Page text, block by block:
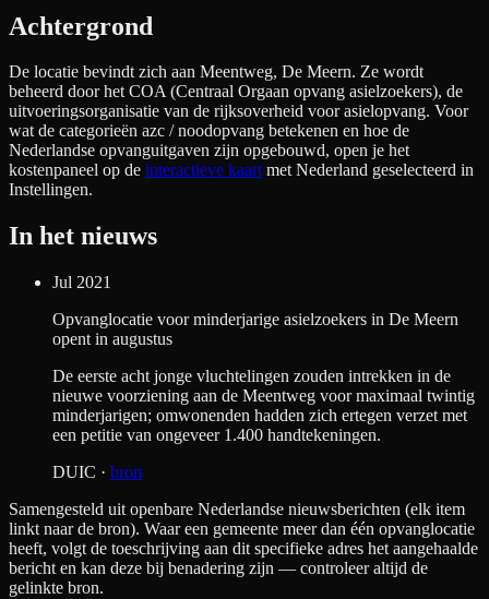
Achtergrond
De locatie bevindt zich aan Meentweg, De Meern. Ze wordt
beheerd door het COA (Centraal Orgaan opvang asielzoekers), de
uitvoeringsorganisatie van de rijksoverheid voor asielopvang. Voor
wat de categorieën azc / noodopvang betekenen en hoe de
Nederlandse opvanguitgaven zijn opgebouwd, open je het
kostenpaneel op de interactieve kaart met Nederland geselecteerd in
Instellingen.
In het nieuws
Jul 2021
Opvanglocatie voor minderjarige asielzoekers in De Meern
opent in augustus
De eerste acht jonge vluchtelingen zouden intrekken in de
nieuwe voorziening aan de Meentweg voor maximaal twintig
minderjarigen; omwonenden hadden zich ertegen verzet met
een petitie van ongeveer 1.400 handtekeningen.
DUIC · bron
Samengesteld uit openbare Nederlandse nieuwsberichten (elk item
linkt naar de bron). Waar een gemeente meer dan één opvanglocatie
heeft, volgt de toeschrijving aan dit specifieke adres het aangehaalde
bericht en kan deze bij benadering zijn — controleer altijd de
gelinkte bron.